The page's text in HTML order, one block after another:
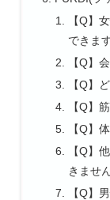
【Q】
できま
【Q】
【Q】
【Q】
【Q】
【Q】
きませ
【Q】